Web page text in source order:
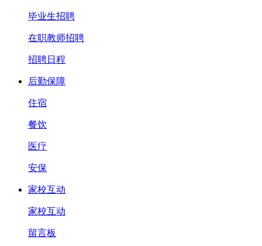
毕业生招聘
在职教师招聘
招聘日程
后勤保障
住宿
餐饮
医疗
安保
家校互动
家校互动
留言板